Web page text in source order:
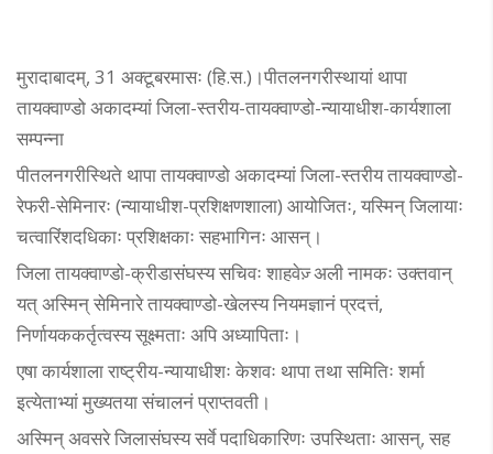
मुरादाबादम्, 31 अक्टूबरमासः (हि.स.)।पीतलनगरीस्थायां थापा
तायक्वाण्डो अकादम्यां जिला-स्तरीय-तायक्वाण्डो-न्यायाधीश-कार्यशाला
सम्पन्ना
पीतलनगरीस्थिते थापा तायक्वाण्डो अकादम्यां जिला-स्तरीय तायक्वाण्डो-
रेफरी-सेमिनारः (न्यायाधीश-प्रशिक्षणशाला) आयोजितः, यस्मिन् जिलायाः
चत्वारिंशदधिकाः प्रशिक्षकाः सहभागिनः आसन्।
जिला तायक्वाण्डो-क्रीडासंघस्य सचिवः शाहवेज़् अली नामकः उक्तवान्
यत् अस्मिन् सेमिनारे तायक्वाण्डो-खेलस्य नियमज्ञानं प्रदत्तं,
निर्णायककर्तृत्वस्य सूक्ष्मताः अपि अध्यापिताः।
एषा कार्यशाला राष्ट्रीय-न्यायाधीशः केशवः थापा तथा समितिः शर्मा
इत्येताभ्यां मुख्यतया संचालनं प्राप्तवती।
अस्मिन् अवसरे जिलासंघस्य सर्वे पदाधिकारिणः उपस्थिताः आसन्, सह